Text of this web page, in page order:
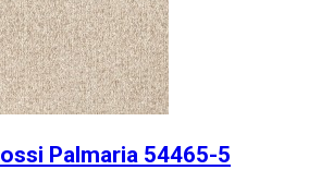
Palmaria 54465-5